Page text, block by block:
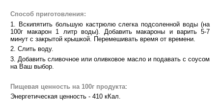
Способ приготовления:
1. Вскипятить большую кастрюлю слегка подсоленной воды (на
100г макарон 1 литр воды). Добавить макароны и варить 5-7
минут с закрытой крышкой. Перемешивать время от времени.
2. Слить воду.
3. Добавить сливочное или оливковое масло и подавать с соусом
на Ваш выбор.
Пищевая ценность на 100г продукта:
Энергетическая ценность - 410 кКал.